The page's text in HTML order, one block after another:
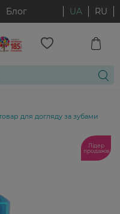
Блог UA RU
для догляду за зубами
Лідер
продажів